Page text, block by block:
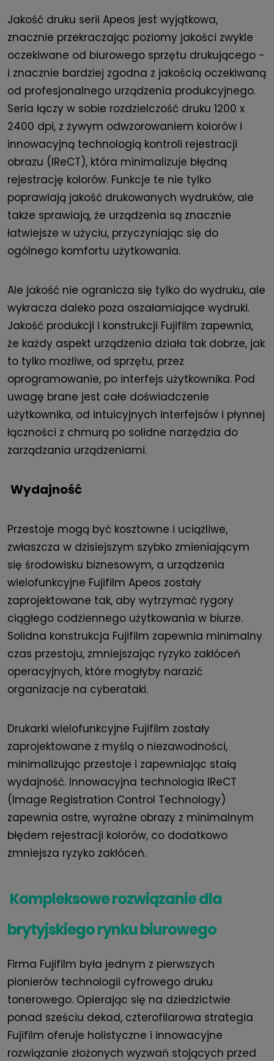
Jakość druku serii Apeos jest wyjątkowa,
znacznie przekraczając poziomy jakości zwykle
oczekiwane od biurowego sprzętu drukującego -
i znacznie bardziej zgodna z jakością oczekiwaną
od profesjonalnego urządzenia produkcyjnego.
Seria łączy w sobie rozdzielczość druku 1200 x
2400 dpi, z żywym odwzorowaniem kolorów i
innowacyjną technologią kontroli rejestracji
obrazu (IReCT), która minimalizuje błędną
rejestrację kolorów. Funkcje te nie tylko
poprawiają jakość drukowanych wydruków, ale
także sprawiają, że urządzenia są znacznie
łatwiejsze w użyciu, przyczyniając się do
ogólnego komfortu użytkowania.
Ale jakość nie ogranicza się tylko do wydruku, ale
wykracza daleko poza oszałamiające wydruki.
Jakość produkcji i konstrukcji Fujifilm zapewnia,
że każdy aspekt urządzenia działa tak dobrze, jak
to tylko możliwe, od sprzętu, przez
oprogramowanie, po interfejs użytkownika. Pod
uwagę brane jest całe doświadczenie
użytkownika, od intuicyjnych interfejsów i płynnej
łączności z chmurą po solidne narzędzia do
zarządzania urządzeniami.
Wydajność
Przestoje mogą być kosztowne i uciążliwe,
zwłaszcza w dzisiejszym szybko zmieniającym
się środowisku biznesowym, a urządzenia
wielofunkcyjne Fujifilm Apeos zostały
zaprojektowane tak, aby wytrzymać rygory
ciągłego codziennego użytkowania w biurze.
Solidna konstrukcja Fujifilm zapewnia minimalny
czas przestoju, zmniejszając ryzyko zakłóceń
operacyjnych, które mogłyby narazić
organizacje na cyberataki.
Drukarki wielofunkcyjne Fujifilm zostały
zaprojektowane z myślą o niezawodności,
minimalizując przestoje i zapewniając stałą
wydajność. Innowacyjna technologia IReCT
(Image Registration Control Technology)
zapewnia ostre, wyraźne obrazy z minimalnym
błędem rejestracji kolorów, co dodatkowo
zmniejsza ryzyko zakłóceń.
Kompleksowe rozwiązanie dla
brytyjskiego rynku biurowego
Firma Fujifilm była jednym z pierwszych
pionierów technologii cyfrowego druku
tonerowego. Opierając się na dziedzictwie
ponad sześciu dekad, czterofilarowa strategia
Fujifilm oferuje holistyczne i innowacyjne
rozwiązanie złożonych wyzwań stojących przed